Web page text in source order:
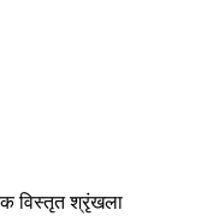
विस्तृत श्रृंखला